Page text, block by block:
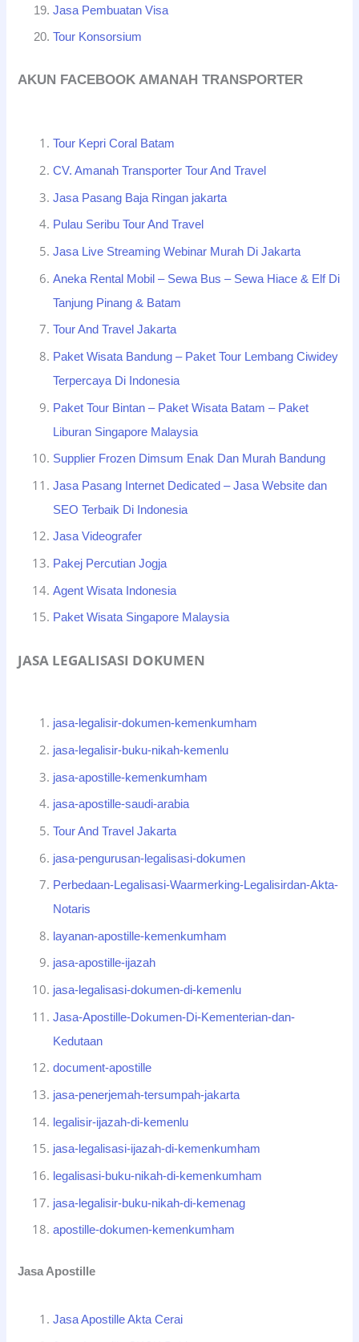
Jasa Pembuatan Visa
Tour Konsorsium
AKUN FACEBOOK AMANAH TRANSPORTER
Tour Kepri Coral Batam
CV. Amanah Transporter Tour And Travel
Jasa Pasang Baja Ringan jakarta
Pulau Seribu Tour And Travel
Jasa Live Streaming Webinar Murah Di Jakarta
Aneka Rental Mobil – Sewa Bus – Sewa Hiace & Elf Di
Tanjung Pinang & Batam
Tour And Travel Jakarta
Paket Wisata Bandung – Paket Tour Lembang Ciwidey
Terpercaya Di Indonesia
Paket Tour Bintan – Paket Wisata Batam – Paket
Liburan Singapore Malaysia
Supplier Frozen Dimsum Enak Dan Murah Bandung
Jasa Pasang Internet Dedicated – Jasa Website dan
SEO Terbaik Di Indonesia
Jasa Videografer
Pakej Percutian Jogja
Agent Wisata Indonesia
Paket Wisata Singapore Malaysia
JASA LEGALISASI DOKUMEN
jasa-legalisir-dokumen-kemenkumham
jasa-legalisir-buku-nikah-kemenlu
jasa-apostille-kemenkumham
jasa-apostille-saudi-arabia
Tour And Travel Jakarta
jasa-pengurusan-legalisasi-dokumen
Perbedaan-Legalisasi-Waarmerking-Legalisirdan-Akta-
Notaris
layanan-apostille-kemenkumham
jasa-apostille-ijazah
jasa-legalisasi-dokumen-di-kemenlu
Jasa-Apostille-Dokumen-Di-Kementerian-dan-
Kedutaan
document-apostille
jasa-penerjemah-tersumpah-jakarta
legalisir-ijazah-di-kemenlu
jasa-legalisasi-ijazah-di-kemenkumham
legalisasi-buku-nikah-di-kemenkumham
jasa-legalisir-buku-nikah-di-kemenag
apostille-dokumen-kemenkumham
Jasa Apostille
Jasa Apostille Akta Cerai